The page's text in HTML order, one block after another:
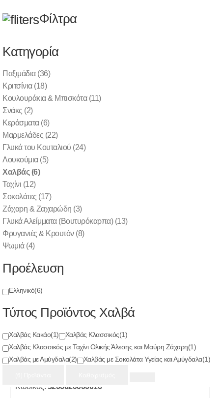
Φίλτρα
Κατηγορία
Παξιμάδια(36)
Κριτσίνια(18)
Κουλουράκια & Μπισκότα(11)
Σνάκς (2)
Κεράσματα(6)
Μαρμελάδες (22)
Γλυκά του Κουταλιού (24)
Λουκούμια(5)
Χαλβάς (6)
Ταχίνι (12)
Σοκολάτες (17)
Ζάχαρη & Ζαχαρώδη (3)
Γλυκά Αλείμματα (Βουτυρόκαρπα)(13)
Φρυγανιές & Κρουτόν(8)
Ψωμιά(4)
Προέλευση
Ελληνικό(6)
Τύπος Προϊόντος Χαλβά
Χαλβάς Κακάο(1) Χαλβάς Κλασσικός(1)
Χαλβάς Κλασσικός με Ταχίνι Ολικής Άλεσης και Μαύρη Ζάχαρη(1)
Χαλβάς με Αμύγδαλα(2) Χαλβάς με Σοκολάτα Υγείας και Αμύγδαλα(1)
Προϊόντα(6)
Κωδικός:5213007031075
Περισσότερα
Κωδικός: 5206620000016